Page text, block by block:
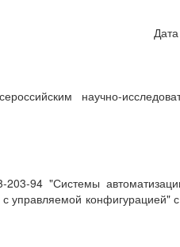
научно-
94 "Системы
управляемой конфигурацией"